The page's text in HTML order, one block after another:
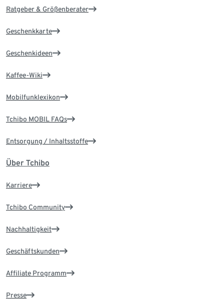
Ratgeber & Größenberater
Geschenkkarte
Geschenkideen
Kaffee-Wiki
Mobilfunklexikon
Tchibo MOBIL FAQs
Entsorgung / Inhaltsstoffe
Über Tchibo
Karriere
Tchibo Community
Nachhaltigkeit
Geschäftskunden
Affiliate Programm
Presse